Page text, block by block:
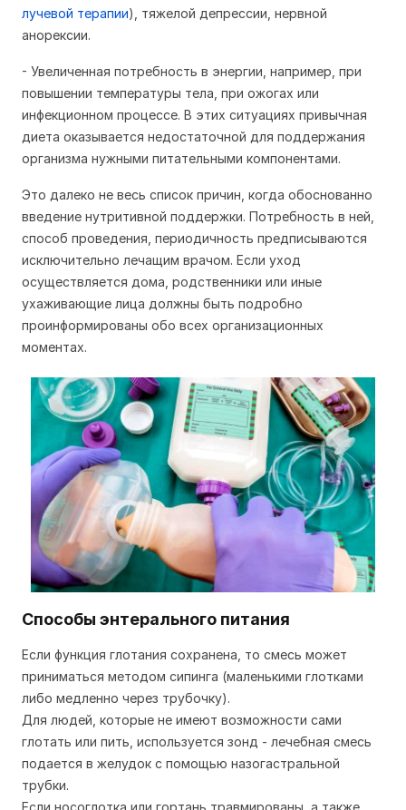
лучевой терапии), тяжелой депрессии, нервной
анорексии.
- Увеличенная потребность в энергии, например, при
повышении температуры тела, при ожогах или
инфекционном процессе. В этих ситуациях привычная
диета оказывается недостаточной для поддержания
организма нужными питательными компонентами.
Это далеко не весь список причин, когда обоснованно
введение нутритивной поддержки. Потребность в ней,
способ проведения, периодичность предписываются
исключительно лечащим врачом. Если уход
осуществляется дома, родственники или иные
ухаживающие лица должны быть подробно
проинформированы обо всех организационных
моментах.
Способы энтерального питания
Если функция глотания сохранена, то смесь может
приниматься методом сипинга (маленькими глотками
либо медленно через трубочку).
Для людей, которые не имеют возможности сами
глотать или пить, используется зонд - лечебная смесь
подается в желудок с помощью назогастральной
трубки.